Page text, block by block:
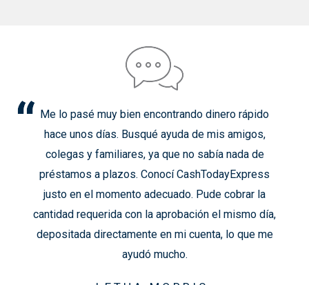
Me lo pasé muy bien encontrando dinero rápido
hace unos días. Busqué ayuda de mis amigos,
colegas y familiares, ya que no sabía nada de
préstamos a plazos. Conocí CashTodayExpress
justo en el momento adecuado. Pude cobrar la
cantidad requerida con la aprobación el mismo día,
depositada directamente en mi cuenta, lo que me
ayudó mucho.